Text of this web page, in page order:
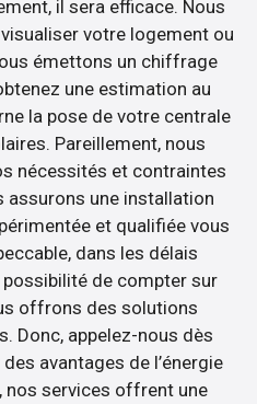
il sera efficace. Nous
votre logement ou
émettons un chiffrage
une estimation au
la pose de votre centrale
Pareillement, nous
nécessités et contraintes
assurons une installation
et qualifiée vous
dans les délais
de compter sur
offrons des solutions
Donc, appelez-nous dès
avantages de l’énergie
services offrent une